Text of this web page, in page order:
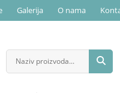
Galerija O nama